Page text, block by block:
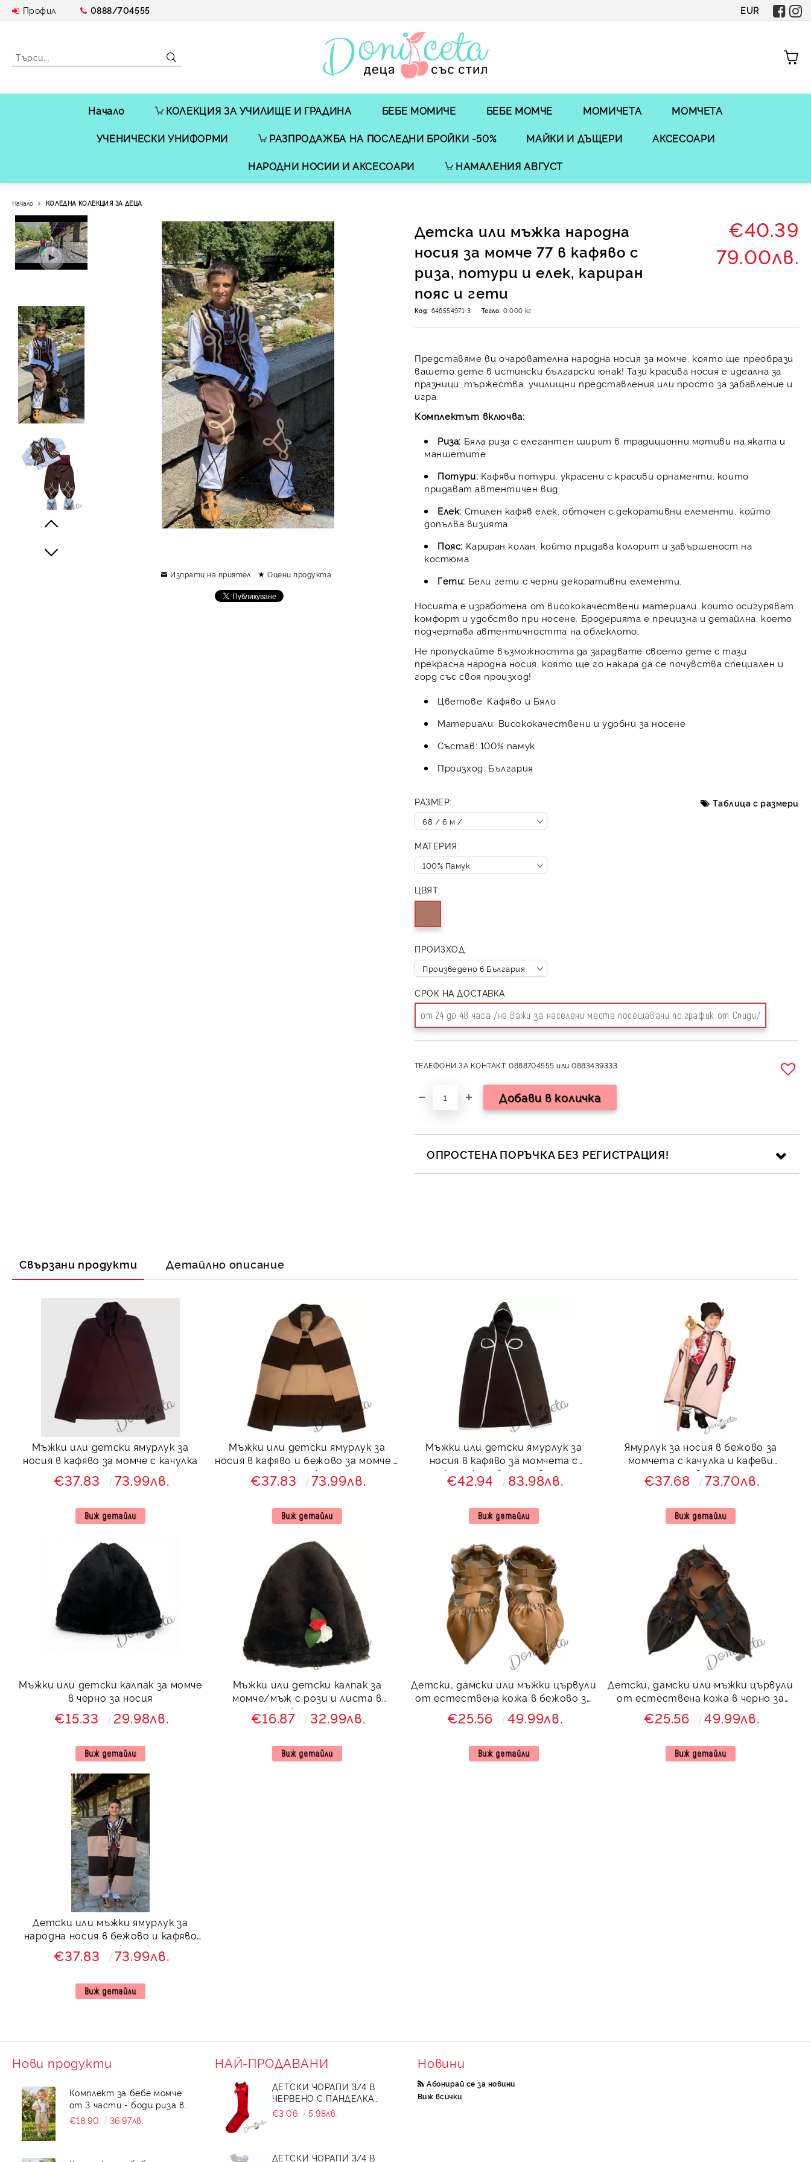
Профил 0888/704555 EUR
Начало КОЛЕКЦИЯ ЗА УЧИЛИЩЕ И ГРАДИНА БЕБЕ МОМИЧЕ БЕБЕ МОМЧЕ МОМИЧЕТА МОМЧЕТА
УЧЕНИЧЕСКИ УНИФОРМИ РАЗПРОДАЖБА НА ПОСЛЕДНИ БРОЙКИ -50% МАЙКИ И ДЪЩЕРИ АКСЕСОАРИ
НАРОДНИ НОСИИ И АКСЕСОАРИ НАМАЛЕНИЯ АВГУСТ
Начало КОЛЕДНА КОЛЕКЦИЯ ЗА ДЕЦА
Детска или мъжка народна
носия за момче 77 в кафяво с
риза, потури и елек, кариран
пояс и гети
€40.39
79.00лв.
Код: 646554971-3 Тегло: 0.000 кг
Представяме ви очарователна народна носия за момче, която ще преобрази
вашето дете в истински български юнак! Тази красива носия е идеална за
празници, тържества, училищни представления или просто за забавление и
игра.
Комплектът включва:
Риза: Бяла риза с елегантен ширит в традиционни мотиви на яката и
маншетите.
Потури: Кафяви потури, украсени с красиви орнаменти, които
придават автентичен вид.
Елек: Стилен кафяв елек, обточен с декоративни елементи, който
допълва визията.
Пояс: Кариран колан, който придава колорит и завършеност на
костюма.
Гети: Бели гети с черни декоративни елементи.
Носията е изработена от висококачествени материали, които осигуряват
комфорт и удобство при носене. Бродерията е прецизна и детайлна, което
подчертава автентичността на облеклото.
Не пропускайте възможността да зарадвате своето дете с тази
прекрасна народна носия, която ще го накара да се почувства специален и
горд със своя произход!
Цветове: Кафяво и Бяло
Материали: Висококачествени и удобни за носене
Състав: 100% памук
Произход: България
РАЗМЕР: Таблица с размери
МАТЕРИЯ:
ЦВЯТ:
ПРОИЗХОД:
СРОК НА ДОСТАВКА:
от 24 до 48 часа /не важи за населени места посещавани по график от Спиди/
ТЕЛЕФОНИ ЗА КОНТАКТ: 0888704555 или 0883439333
ОПРОСТЕНА ПОРЪЧКА БЕЗ РЕГИСТРАЦИЯ!
Изпрати на приятел Оцени продукта
Свързани продукти Детайлно описание
Мъжки или детски ямурлук за
носия в кафяво за момче с качулка
€37.83 73.99лв.
Виж детайли
Мъжки или детски ямурлук за
носия в кафяво и бежово за момче с
качулка
€37.83 73.99лв.
Виж детайли
Мъжки или детски ямурлук за
носия в кафяво за момчета с
качулка и бели шевици
€42.94 83.98лв.
Виж детайли
Ямурлук за носия в бежово за
момчета с качулка и кафеви
шевици
€37.68 73.70лв.
Виж детайли
Мъжки или детски калпак за момче
в черно за носия
€15.33 29.98лв.
Виж детайли
Мъжки или детски калпак за
момче/мъж с рози и листа в
кафяво за носия
€16.87 32.99лв.
Виж детайли
Детски, дамски или мъжки цървули
от естествена кожа в бежово за
носия
€25.56 49.99лв.
Виж детайли
Детски, дамски или мъжки цървули
от естествена кожа в черно за
носия
€25.56 49.99лв.
Виж детайли
Детски или мъжки ямурлук за
народна носия в бежово и кафяво
за момче с качулка
€37.83 73.99лв.
Виж детайли
Нови продукти
Комплект за бебе момче
от 3 части - боди риза в
бяло с къс ръкав , къси
панталони тип
€18.90 36.97лв.
НАЙ-ПРОДАВАНИ
ДЕТСКИ ЧОРАПИ 3/4 В
ЧЕРВЕНО С ПАНДЕЛКА
734897
€3.06 5.98лв.
ДЕТСКИ ЧОРАПИ 3/4 В
Новини
Абонирай се за новини
Виж всички